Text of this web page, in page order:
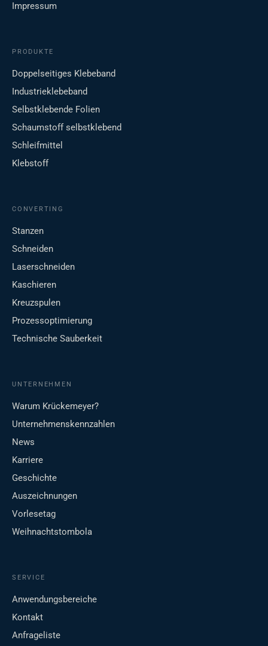
Impressum
PRODUKTE
Doppelseitiges Klebeband
Industrieklebeband
Selbstklebende Folien
Schaumstoff selbstklebend
Schleifmittel
Klebstoff
CONVERTING
Stanzen
Schneiden
Laserschneiden
Kaschieren
Kreuzspulen
Prozessoptimierung
Technische Sauberkeit
UNTERNEHMEN
Warum Krückemeyer?
Unternehmenskennzahlen
News
Karriere
Geschichte
Auszeichnungen
Vorlesetag
Weihnachtstombola
SERVICE
Anwendungsbereiche
Kontakt
Anfrageliste